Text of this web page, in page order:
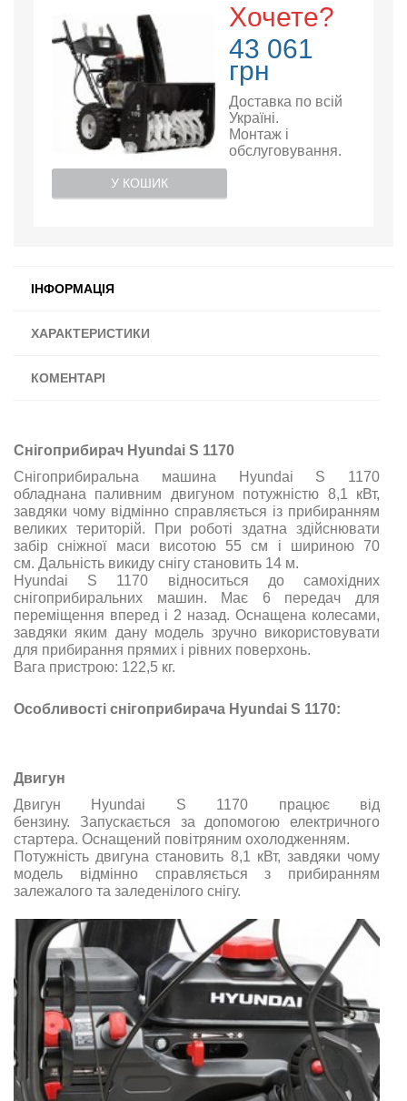
Хочете?
43 061
грн
Доставка по всій
Україні.
Монтаж і
обслуговування.
У КОШИК
ІНФОРМАЦІЯ
ХАРАКТЕРИСТИКИ
КОМЕНТАРІ
Снігоприбирач Hyundai S 1170
Снігоприбиральна машина Hyundai S 1170
обладнана паливним двигуном потужністю 8,1 кВт,
завдяки чому відмінно справляється із прибиранням
великих територій. При роботі здатна здійснювати
забір сніжної маси висотою 55 см і шириною 70
см. Дальність викиду снігу становить 14 м.
Hyundai S 1170 відноситься до самохідних
снігоприбиральних машин. Має 6 передач для
переміщення вперед і 2 назад. Оснащена колесами,
завдяки яким дану модель зручно використовувати
для прибирання прямих і рівних поверхонь.
Вага пристрою: 122,5 кг.
Особливості снігоприбирача Hyundai S 1170:
Двигун
Двигун Hyundai S 1170 працює від
бензину. Запускається за допомогою електричного
стартера. Оснащений повітряним охолодженням.
Потужність двигуна становить 8,1 кВт, завдяки чому
модель відмінно справляється з прибиранням
залежалого та заледенілого снігу.